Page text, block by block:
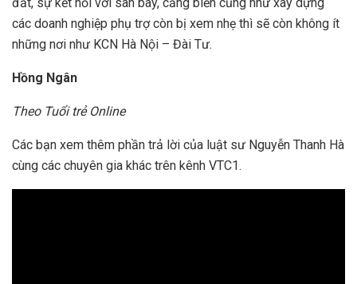
các doanh nghiệp phụ trợ còn bị xem nhẹ thì sẽ còn không ít
những nơi như KCN Hà Nội – Đài Tư.
Hồng Ngân
Theo Tuổi trẻ Online
Các bạn xem thêm phần trả lời của luật sư Nguyễn Thanh Hà
cùng các chuyên gia khác trên kênh VTC1.